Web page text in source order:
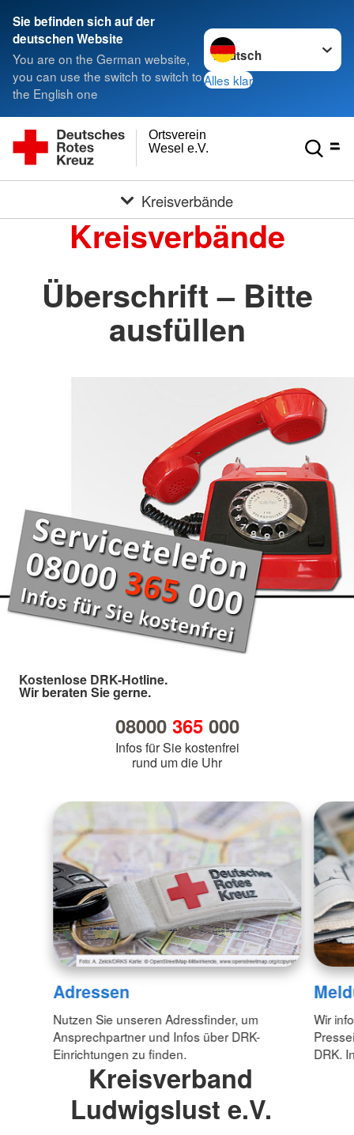
Sie befinden sich auf der
deutschen Website
You are on the German website,
you can use the switch to switch to
the English one
Sprache wechseln zu
Alles klar
Wesel e.V.
Ortsverein
Kreisverbände
Kreisverbände
Überschrift – Bitte
ausfüllen
Kostenlose DRK-Hotline.
Wir beraten Sie gerne.
08000 365000
Infos für Sie kostenfrei
rund um die Uhr
Adressen
Nutzen Sie unseren Adressfinder, um
Ansprechpartner und Infos über DRK-
Einrichtungen zu finden.
Wir
DRK.
Kreisverband
Ludwigslust e.V.